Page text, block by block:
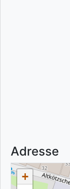
Adresse
+